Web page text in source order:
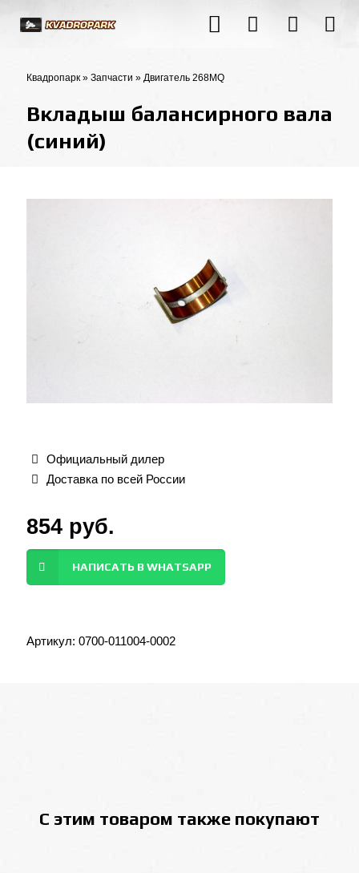
Квадропарк » Запчасти » Двигатель 268MQ
Вкладыш балансирного вала
(синий)
Официальный дилер
Доставка по всей России
854 руб.
НАПИСАТЬ В WHATSAPP
Артикул: 0700-011004-0002
С этим товаром также покупают